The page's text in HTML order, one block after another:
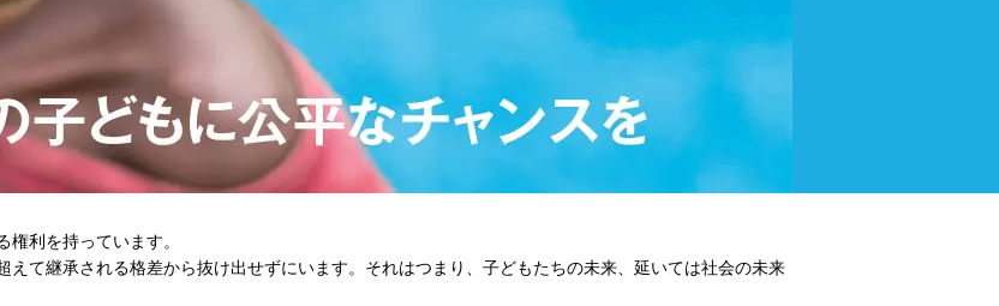
利を持っています。
えて継承される格差から抜け出せずにいます。それはつまり、子どもたちの未来、延いては社会の未来